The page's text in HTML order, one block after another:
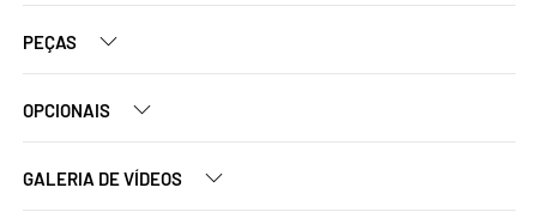
PEÇAS
OPCIONAIS
GALERIA DE VÍDEOS